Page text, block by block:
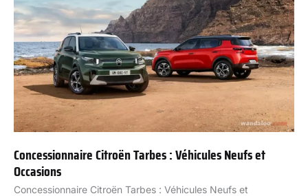
Concessionnaire Citroën Tarbes : Véhicules Neufs et
Occasions
Concessionnaire Citroën Tarbes : Véhicules Neufs et